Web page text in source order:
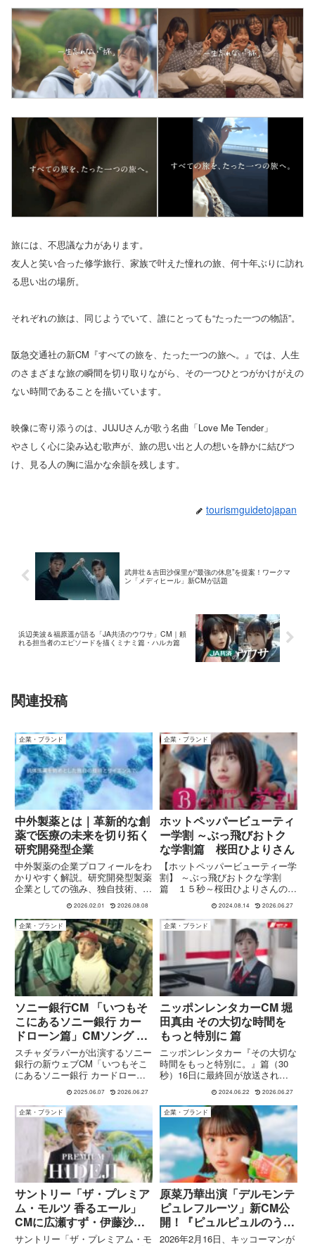
旅には、不思議な力があります。
友人と笑い合った修学旅行、家族で叶えた憧れの旅、何十年ぶりに訪れ
る思い出の場所。
それぞれの旅は、同じようでいて、誰にとっても“たった一つの物語”。
阪急交通社の新CM『すべての旅を、たった一つの旅へ。』では、人生
のさまざまな旅の瞬間を切り取りながら、その一つひとつがかけがえの
ない時間であることを描いています。
映像に寄り添うのは、JUJUさんが歌う名曲「Love Me Tender」
やさしく心に染み込む歌声が、旅の思い出と人の想いを静かに結びつ
け、見る人の胸に温かな余韻を残します。
tourismguidetojapan
武井壮＆吉田沙保里が“最強の休息”を提案！ワークマ
ン「メディヒール」新CMが話題
浜辺美波＆福原遥が語る「JA共済のウワサ」CM｜頼
れる担当者のエピソードを描くミナミ篇・ハルカ篇
関連投稿
企業・ブランド
中外製薬とは｜革新的な創
薬で医療の未来を切り拓く
研究開発型企業
中外製薬の企業プロフィールをわ
かりやすく解説。研究開発型製薬
企業としての強み、独自技術、患
者中心の価値観、ロシュとの戦略
的提携など、中外製薬のブランド
と思想を整理します。
2026.02.01 2026.08.08
企業・ブランド
ホットペッパービューティ
ー学割 ～ぶっ飛びおトク
な学割篇 桜田ひよりさん
【ホットペッパービューティー学
割】 ～ぶっ飛びおトクな学割
篇 １５秒～桜田ひよりさんの出
演するホットペッパービューティ
ー学割 ～ぶっ飛びおトクな学割
篇が公式チャンネルで公開になっ
ています。【ホットペッパービュ
ーティー学割】 ～ぶっ飛びおト
ク...
2024.08.14 2026.06.27
企業・ブランド
ソニー銀行CM 「いつもそ
こにあるソニー銀行 カー
ドローン篇」CMソング ス
チャダラパー
スチャダラパーが出演するソニー
銀行の新ウェブCM「いつもそこ
にあるソニー銀行 カードローン
篇」は、2025年5月15日より公開
されています。 このCMは、ミュ
ージックビデオ風の演出で、スチ
ャダラパーのメンバー（Bose、
ANI、SHINCO...
2025.06.07 2026.06.27
企業・ブランド
ニッポンレンタカーCM 堀
田真由 その大切な時間を
もっと特別に 篇
ニッポンレンタカー『その大切な
時間をもっと特別に。』篇（30
秒）16日に最終回が放送された
TBS系ドラマ日曜劇場『アンチヒ
ーロー』で弁護士の紫ノ宮飛鳥役
を演じた堀田真由さん。2023タ
レントＣＭ起用社数ランキングで
も上位にランクインされてい...
2024.06.22 2026.06.27
企業・ブランド
サントリー「ザ・プレミア
ム・モルツ 香るエール」
CMに広瀬すず・伊藤沙
莉・オダギリジョー・津田
サントリー「ザ・プレミアム・モ
企業・ブランド
原菜乃華出演「デルモンテ
ピュレフルーツ」新CM公
開！『ピュルピュルのう
た』『ピュレフルーツのう
2026年2月16日、キッコーマンが